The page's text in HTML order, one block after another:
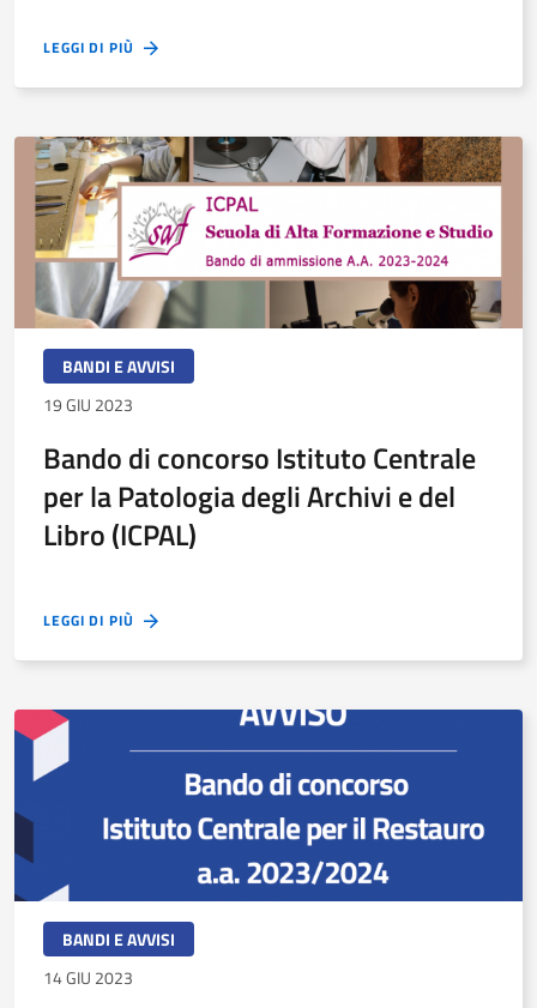
LEGGI DI PIÙ
BANDI E AVVISI
19 GIU 2023
Bando di concorso Istituto Centrale
per la Patologia degli Archivi e del
Libro (ICPAL)
LEGGI DI PIÙ
BANDI E AVVISI
14 GIU 2023